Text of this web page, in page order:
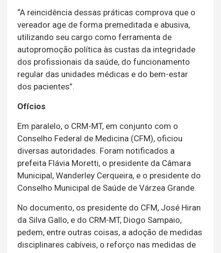
“A reincidência dessas práticas comprova que o
vereador age de forma premeditada e abusiva,
utilizando seu cargo como ferramenta de
autopromoção política às custas da integridade
dos profissionais da saúde, do funcionamento
regular das unidades médicas e do bem-estar
dos pacientes”.
Ofícios
Em paralelo, o CRM-MT, em conjunto com o
Conselho Federal de Medicina (CFM), oficiou
diversas autoridades. Foram notificados a
prefeita Flávia Moretti, o presidente da Câmara
Municipal, Wanderley Cerqueira, e o presidente do
Conselho Municipal de Saúde de Várzea Grande.
No documento, os presidente do CFM, José Hiran
da Silva Gallo, e do CRM-MT, Diogo Sampaio,
pedem, entre outras coisas, a adoção de medidas
disciplinares cabíveis, o reforço nas medidas de